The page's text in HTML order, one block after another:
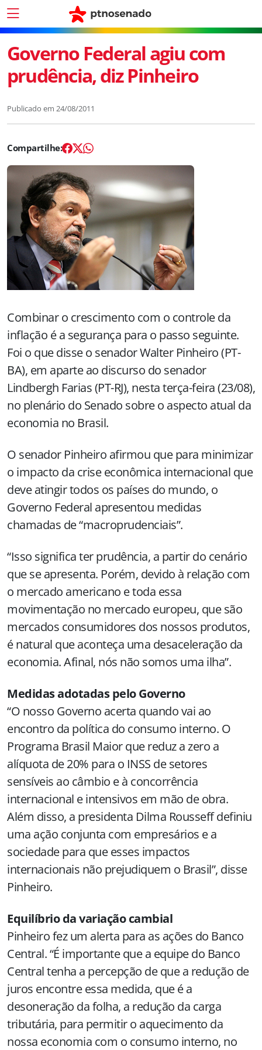
Governo Federal agiu com
prudência, diz Pinheiro
Publicado em 24/08/2011
Combinar o crescimento com o controle da
inflação é a segurança para o passo seguinte.
Foi o que disse o senador Walter Pinheiro (PT-
BA), em aparte ao discurso do senador
Lindbergh Farias (PT-RJ), nesta terça-feira (23/08),
no plenário do Senado sobre o aspecto atual da
economia no Brasil.
O senador Pinheiro afirmou que para minimizar
o impacto da crise econômica internacional que
deve atingir todos os países do mundo, o
Governo Federal apresentou medidas
chamadas de “macroprudenciais”.
“Isso significa ter prudência, a partir do cenário
que se apresenta. Porém, devido à relação com
o mercado americano e toda essa
movimentação no mercado europeu, que são
mercados consumidores dos nossos produtos,
é natural que aconteça uma desaceleração da
economia. Afinal, nós não somos uma ilha”.
Medidas adotadas pelo Governo
“O nosso Governo acerta quando vai ao
encontro da política do consumo interno. O
Programa Brasil Maior que reduz a zero a
alíquota de 20% para o INSS de setores
sensíveis ao câmbio e à concorrência
internacional e intensivos em mão de obra.
Além disso, a presidenta Dilma Rousseff definiu
uma ação conjunta com empresários e a
sociedade para que esses impactos
internacionais não prejudiquem o Brasil”, disse
Pinheiro.
Equilíbrio da variação cambial
Pinheiro fez um alerta para as ações do Banco
Central. “É importante que a equipe do Banco
Central tenha a percepção de que a redução de
juros encontre essa medida, que é a
desoneração da folha, a redução da carga
tributária, para permitir o aquecimento da
nossa economia com o consumo interno, no